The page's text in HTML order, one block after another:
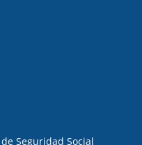
Seguridad Social